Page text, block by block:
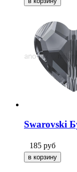
Swarovski
185 руб